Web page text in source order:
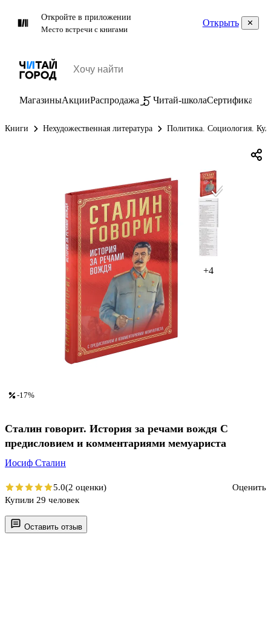
Откройте в приложении
Место встречи с книгами
Открыть
МагазиныАкцииРаспродажа Читай-школаСертификаты
Книги Нехудожественная литература Политика. Социология.
+4
Оставить отзыв
-17%
Сталин говорит. История за речами вождя С
предисловием и комментариями мемуариста
Иосиф Сталин
5.0(2 оценки)
Оценить
Купили 29 человек